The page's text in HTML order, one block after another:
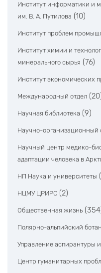
Институт информатики и
им. В. А. Путилова (10)
Институт проблем
Институт химии и
минерального сырья (76)
Институт экономических
Международный отдел
Научная библиотека (9)
Научно-организационный
Научный центр медико-
адаптации человека в
НП Наука и университеты
НЦМУ ЦРИРС (2)
Общественная жизнь
Полярно-альпийский
Управление аспирантуры
Центр гуманитарных